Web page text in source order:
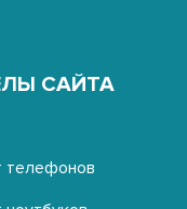
САЙТА
телефонов